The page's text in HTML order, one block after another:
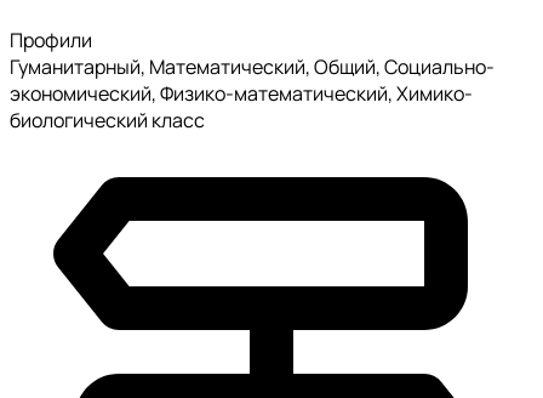
Профили
Гуманитарный, Математический, Общий, Социально-
экономический, Физико-математический, Химико-
биологический класс